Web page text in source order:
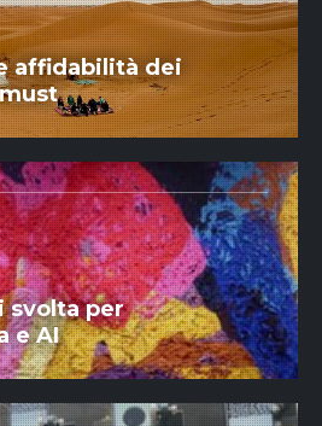
affidabilità dei
svolta per
e AI